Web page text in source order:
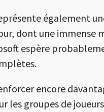
dont une immense
espère
encore
les groupes de